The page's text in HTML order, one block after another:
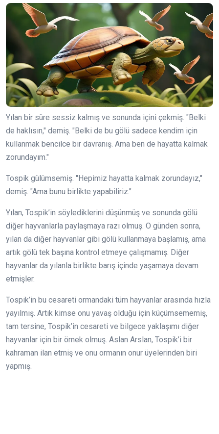
Yılan bir süre sessiz kalmış ve sonunda içini çekmiş. "Belki
de haklısın," demiş. "Belki de bu gölü sadece kendim için
kullanmak bencilce bir davranış. Ama ben de hayatta kalmak
zorundayım."
Tospik gülümsemiş. "Hepimiz hayatta kalmak zorundayız,"
demiş. "Ama bunu birlikte yapabiliriz."
Yılan, Tospik’in söylediklerini düşünmüş ve sonunda gölü
diğer hayvanlarla paylaşmaya razı olmuş. O günden sonra,
yılan da diğer hayvanlar gibi gölü kullanmaya başlamış, ama
artık gölü tek başına kontrol etmeye çalışmamış. Diğer
hayvanlar da yılanla birlikte barış içinde yaşamaya devam
etmişler.
Tospik’in bu cesareti ormandaki tüm hayvanlar arasında hızla
yayılmış. Artık kimse onu yavaş olduğu için küçümsememiş,
tam tersine, Tospik’in cesareti ve bilgece yaklaşımı diğer
hayvanlar için bir örnek olmuş. Aslan Arslan, Tospik’i bir
kahraman ilan etmiş ve onu ormanın onur üyelerinden biri
yapmış.